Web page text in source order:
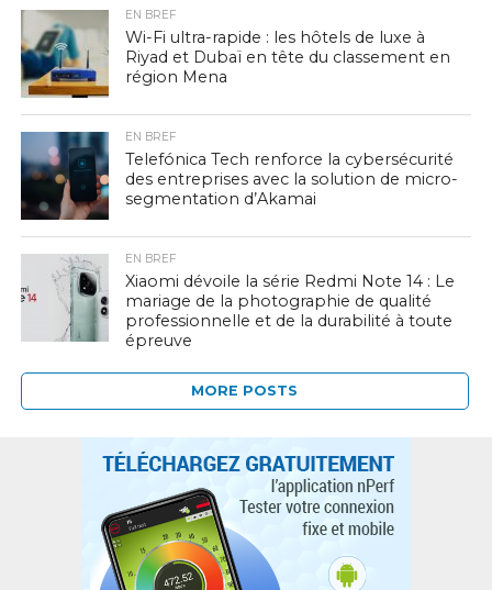
EN BREF
Wi-Fi ultra-rapide : les hôtels de luxe à
Riyad et Dubaï en tête du classement en
région Mena
EN BREF
Telefónica Tech renforce la cybersécurité
des entreprises avec la solution de micro-
segmentation d’Akamai
EN BREF
Xiaomi dévoile la série Redmi Note 14 : Le
mariage de la photographie de qualité
professionnelle et de la durabilité à toute
épreuve
MORE POSTS